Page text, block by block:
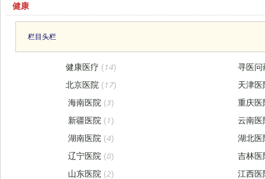
健康
栏目头栏
健康医疗 (14)
寻医
北京医院 (17)
天津
海南医院 (3)
重庆
新疆医院 (1)
云南
湖南医院 (4)
湖北
辽宁医院 (8)
吉林
山东医院 (2)
江西